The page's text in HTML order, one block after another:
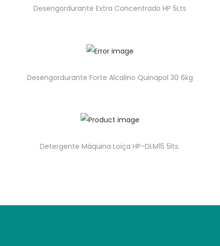
Desengordurante Extra Concentrado HP 5Lts
Desengordurante Forte Alcalino Quinapol 30 6kg
Detergente Máquina Loiça HP-DLM15 5lts.